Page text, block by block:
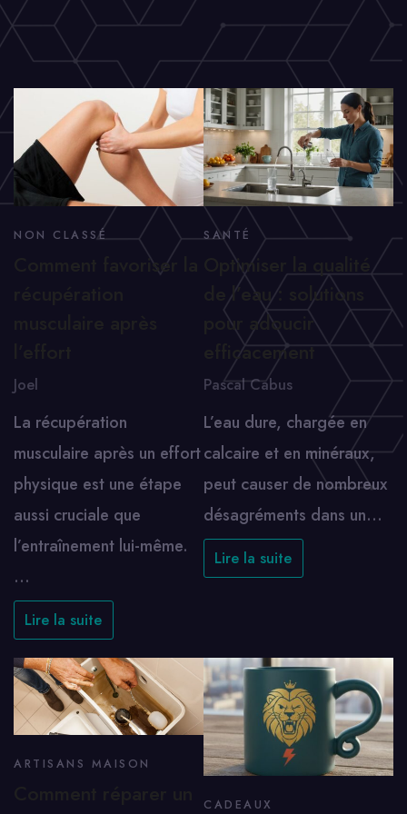
NON CLASSÉ
Comment favoriser la
Joel
La récupération
musculaire après un effort
physique est une étape
aussi cruciale que
l’entraînement lui-même.
…
Lire la suite
SANTÉ
Optimiser la qualité
de l’eau : solutions
pour adoucir
efficacement
Pascal Cabus
L’eau dure, chargée en
calcaire et en minéraux,
peut causer de nombreux
désagréments dans un…
Lire la suite
ARTISANS MAISON
CADEAUX